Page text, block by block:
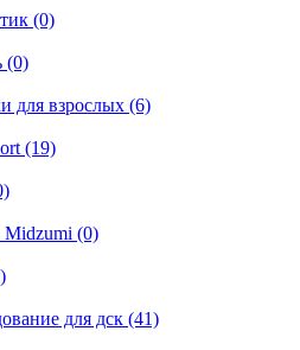
(0)
(0)
для взрослых (6)
(19)
Midzumi (0)
для дск (41)